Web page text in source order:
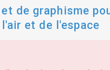
de graphisme
et de l'espace